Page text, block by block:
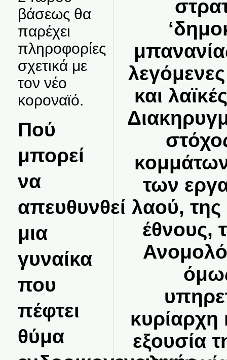
βάσεως θα
παρέχει
πληροφορίες
σχετικά με
τον νέο
κοροναϊό.
Πού
μπορεί
να
απευθυνθεί
μια
γυναίκα
που
πέφτει
θύμα
λεγόμενες
και
κομμάτων
των
λαού, της
έθνους,
κυρίαρχη
εξουσία